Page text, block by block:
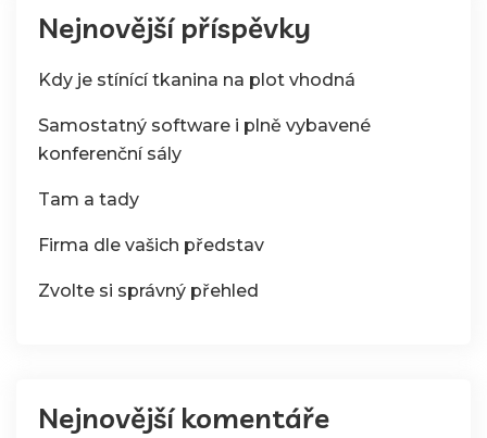
Nejnovější příspěvky
Kdy je stínící tkanina na plot vhodná
Samostatný software i plně vybavené
konferenční sály
Tam a tady
Firma dle vašich představ
Zvolte si správný přehled
Nejnovější komentáře